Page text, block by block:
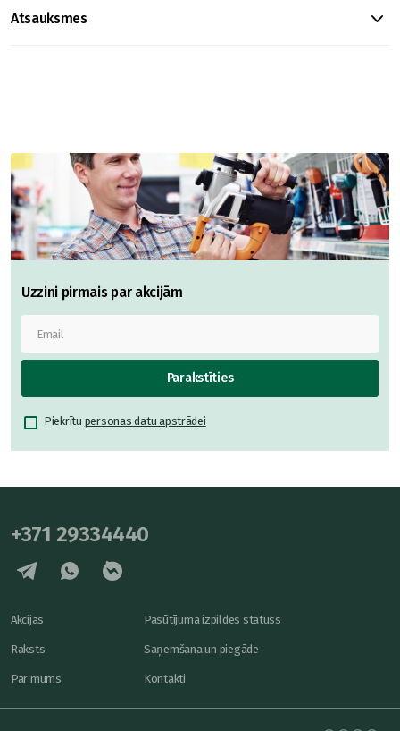
Atsauksmes
Uzzini pirmais par akcijām
Parakstīties
Piekrītu personas datu apstrādei
+371 29334440
Akcijas
Raksts
Par mums
Pasūtījuma izpildes statuss
Saņemšana un piegāde
Kontakti